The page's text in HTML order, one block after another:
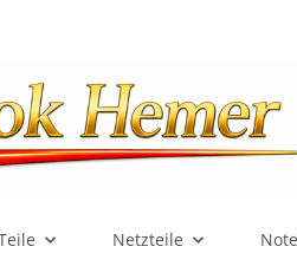
Netzteile